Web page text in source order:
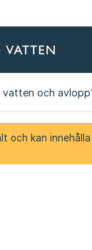
vatten och
och kan innehålla